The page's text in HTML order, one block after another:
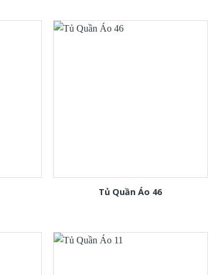
Tủ Quần Áo 46